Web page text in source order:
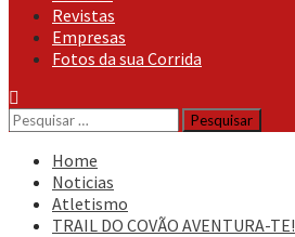
Revistas
Empresas
Fotos da sua Corrida
Pesquisar
por:
Home
Noticias
Atletismo
TRAIL DO COVÃO AVENTURA-TE!